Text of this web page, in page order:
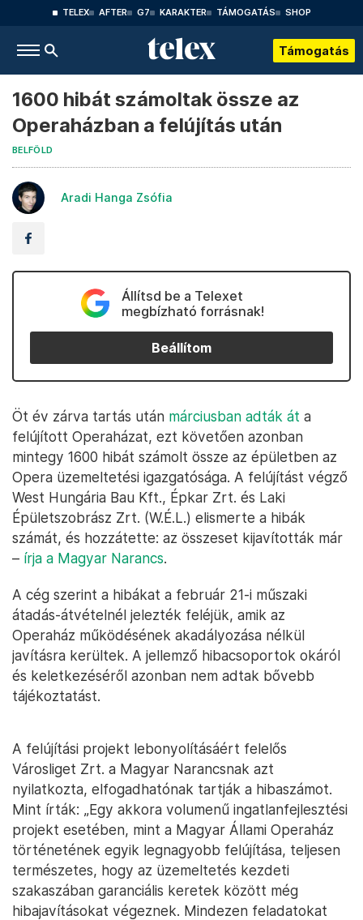
TELEX AFTER G7 KARAKTER TÁMOGATÁS SHOP
Támogatás
1600 hibát számoltak össze az
Operaházban a felújítás után
BELFÖLD
Aradi Hanga Zsófia
Állítsd be a Telexet
megbízható forrásnak!
Beállítom
Öt év zárva tartás után márciusban adták át a
felújított Operaházat, ezt követően azonban
mintegy 1600 hibát számolt össze az épületben az
Opera üzemeltetési igazgatósága. A felújítást végző
West Hungária Bau Kft., Épkar Zrt. és Laki
Épületszobrász Zrt. (W.É.L.) elismerte a hibák
számát, és hozzátette: az összeset kijavították már
– írja a Magyar Narancs.
A cég szerint a hibákat a február 21-i műszaki
átadás-átvételnél jelezték feléjük, amik az
Operaház működésének akadályozása nélkül
javításra kerültek. A jellemző hibacsoportok okáról
és keletkezéséről azonban nem adtak bővebb
tájékoztatást.
A felújítási projekt lebonyolításáért felelős
Városliget Zrt. a Magyar Narancsnak azt
nyilatkozta, elfogadhatónak tartják a hibaszámot.
Mint írták: „Egy akkora volumenű ingatlanfejlesztési
projekt esetében, mint a Magyar Állami Operaház
történetének egyik legnagyobb felújítása, teljesen
természetes, hogy az üzemeltetés kezdeti
szakaszában garanciális keretek között még
hibajavításokat végeznek. Mindezen feladatokat